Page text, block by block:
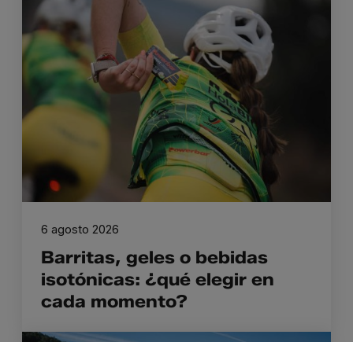
Barritas, geles o bebidas
isotónicas: ¿qué elegir en
cada momento?
6 agosto 2026